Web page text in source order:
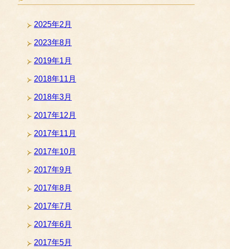
2025年2月
2023年8月
2019年1月
2018年11月
2018年3月
2017年12月
2017年11月
2017年10月
2017年9月
2017年8月
2017年7月
2017年6月
2017年5月